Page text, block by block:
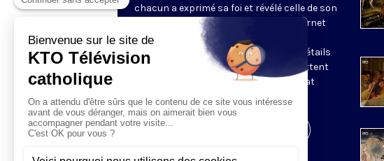
chacun a exprimé sa foi et révélé celle de son
époque à travers ses œuvres. Régis Burnet
nous plonge littéralement dans leurs
tableaux éclairant grandes lignes et détails
pour observer la théologie qu'elles mettent
en couleur. Une émission en partenariat
avec
Le Monde de la Bible
Visiter la page de l'émission